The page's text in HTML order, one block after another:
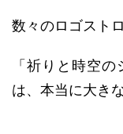
数々のロゴスト
「祈りと時空
は、本当に大き